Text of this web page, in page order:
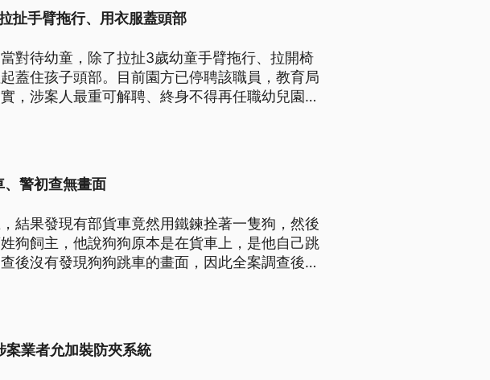
扯手臂拖行、用衣服蓋頭部
對待幼童，除了拉扯3歲幼童手臂拖行、拉開椅
蓋住孩子頭部。目前園方已停聘該職員，教育局
，涉案人最重可解聘、終身不得再任職幼兒園，
警初查無畫面
結果發現有部貨車竟然用鐵鍊拴著一隻狗，然後
狗飼主，他說狗狗原本是在貨車上，是他自己跳
後沒有發現狗狗跳車的畫面，因此全案調查後，
案業者允加裝防夾系統